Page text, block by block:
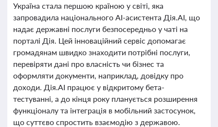
Україна стала першою країною у світі, яка
запровадила національного AI-асистента Дія.АІ, що
надає державні послуги безпосередньо у чаті на
порталі Дія. Цей інноваційний сервіс допомагає
громадянам швидко знаходити потрібні послуги,
перевіряти дані про власність чи бізнес та
оформляти документи, наприклад, довідку про
доходи. Дія.АІ працює у відкритому бета-
тестуванні, а до кінця року планується розширення
функціоналу та інтеграція в мобільний застосунок,
що суттєво спростить взаємодію з державою.